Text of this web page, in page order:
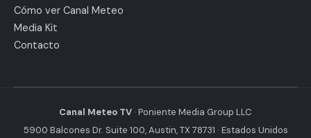
Cómo ver Canal Meteo
Media Kit
Contacto
Canal Meteo TV · Poniente Media Group LLC
5900 Balcones Dr. Suite 100, Austin, TX 78731 · Estados Unidos